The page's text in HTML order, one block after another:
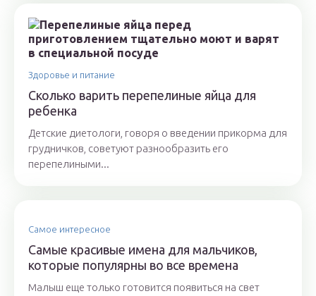
Здоровье и питание
Сколько варить перепелиные яйца для
ребенка
Детские диетологи, говоря о введении прикорма для
грудничков, советуют разнообразить его
перепелиными...
Самое интересное
Самые красивые имена для мальчиков,
которые популярны во все времена
Малыш еще только готовится появиться на свет